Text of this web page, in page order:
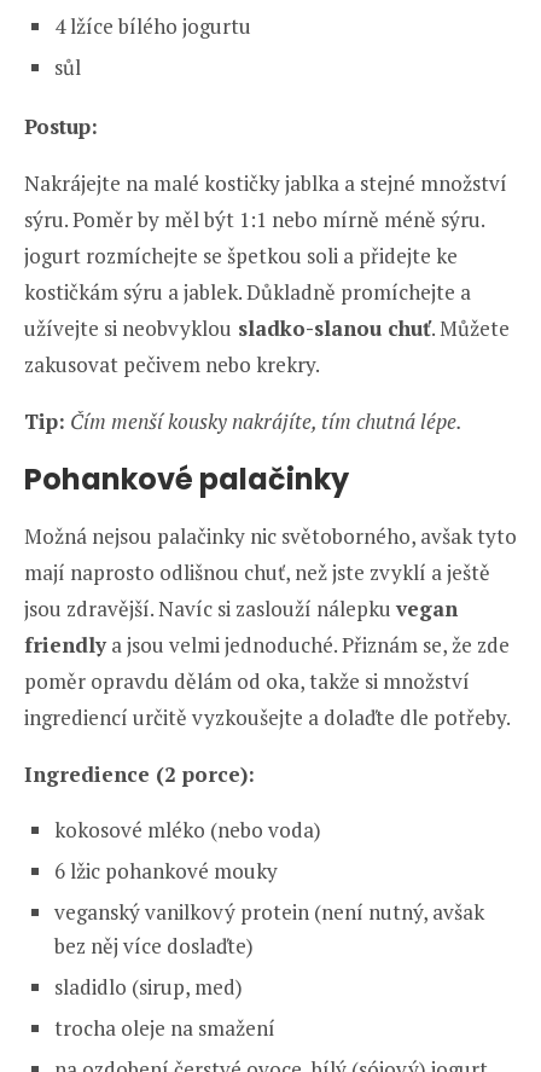
4 lžíce bílého jogurtu
sůl
Postup:
Nakrájejte na malé kostičky jablka a stejné množství
sýru. Poměr by měl být 1:1 nebo mírně méně sýru.
jogurt rozmíchejte se špetkou soli a přidejte ke
kostičkám sýru a jablek. Důkladně promíchejte a
užívejte si neobvyklou sladko-slanou chuť. Můžete
zakusovat pečivem nebo krekry.
Tip: Čím menší kousky nakrájíte, tím chutná lépe.
Pohankové palačinky
Možná nejsou palačinky nic světoborného, avšak tyto
mají naprosto odlišnou chuť, než jste zvyklí a ještě
jsou zdravější. Navíc si zaslouží nálepku vegan
friendlya jsou velmi jednoduché. Přiznám se, že zde
poměr opravdu dělám od oka, takže si množství
ingrediencí určitě vyzkoušejte a dolaďte dle potřeby.
Ingredience (2 porce):
kokosové mléko (nebo voda)
6 lžic pohankové mouky
veganský vanilkový protein (není nutný, avšak
bez něj více doslaďte)
sladidlo (sirup, med)
trocha oleje na smažení